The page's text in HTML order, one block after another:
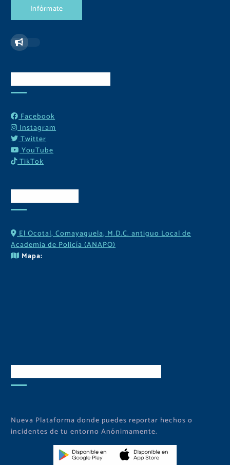
Infórmate
Facebook
Instagram
Twitter
YouTube
TikTok
El Ocotal, Comayaguela, M.D.C. antiguo Local de
Academia de Policía (ANAPO)
Mapa:
Nueva Plataforma donde puedes reportar hechos o
incidentes de tu entorno Anónimamente.